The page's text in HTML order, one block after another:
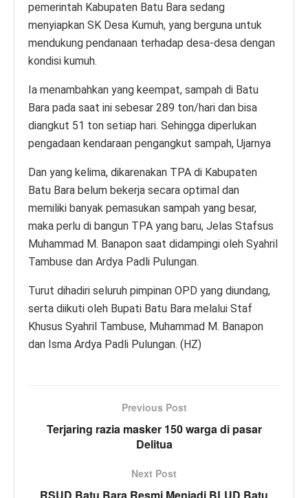
pemerintah Kabupaten Batu Bara sedang
menyiapkan SK Desa Kumuh, yang berguna untuk
mendukung pendanaan terhadap desa-desa dengan
kondisi kumuh.
Ia menambahkan yang keempat, sampah di Batu
Bara pada saat ini sebesar 289 ton/hari dan bisa
diangkut 51 ton setiap hari. Sehingga diperlukan
pengadaan kendaraan pengangkut sampah, Ujarnya
Dan yang kelima, dikarenakan TPA di Kabupaten
Batu Bara belum bekerja secara optimal dan
memiliki banyak pemasukan sampah yang besar,
maka perlu di bangun TPA yang baru, Jelas Stafsus
Muhammad M. Banapon saat didampingi oleh Syahril
Tambuse dan Ardya Padli Pulungan.
Turut dihadiri seluruh pimpinan OPD yang diundang,
serta diikuti oleh Bupati Batu Bara melalui Staf
Khusus Syahril Tambuse, Muhammad M. Banapon
dan Isma Ardya Padli Pulungan. (HZ)
Previous Post
Terjaring razia masker 150 warga di pasar
Delitua
Next Post